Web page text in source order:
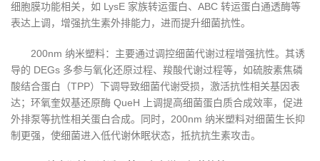
细胞膜功能相关，如 LysE 家族转运蛋白、ABC 转运蛋白通透酶等
表达上调，增强抗生素外排能力，进而提升细菌抗性。
200nm 纳米塑料：主要通过调控细菌代谢过程增强抗性。其诱
导的 DEGs 多参与氧化还原过程、羧酸代谢过程等，如硫胺素焦磷
酸结合蛋白（TPP）下调导致细菌代谢受损，激活抗性相关基因表
达；环氧奎奴基还原酶 QueH 上调提高细菌蛋白质合成效率，促进
外排泵等抗性相关蛋白合成。同时，200nm 纳米塑料对细菌生长抑
制更强，使细菌进入低代谢休眠状态，抵抗抗生素攻击。